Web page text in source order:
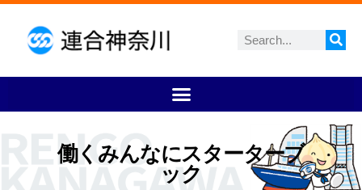
働くみんなにスターターブ
ック